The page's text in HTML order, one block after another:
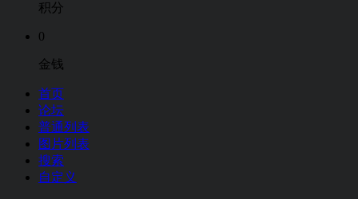
积分
0
金钱
首页
论坛
普通列表
图片列表
搜索
自定义